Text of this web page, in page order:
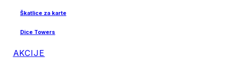
Škatlice za karte
Dice Towers
AKCIJE